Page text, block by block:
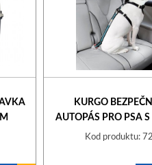
KURGO
AUTOPÁS PRO PSA
MECHANISMEM
BLUE
Kod produktu: